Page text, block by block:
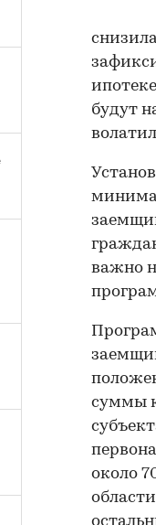
будут
важно
суммы
около